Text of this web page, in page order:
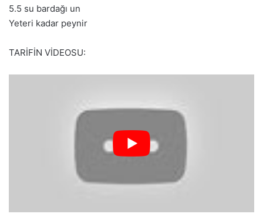
5.5 su bardağı un
Yeteri kadar peynir
TARİFİN VİDEOSU: